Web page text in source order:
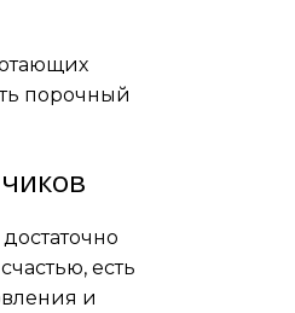
порочный
есть
и